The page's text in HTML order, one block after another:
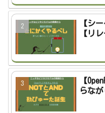
【シ
【リ
【
らな